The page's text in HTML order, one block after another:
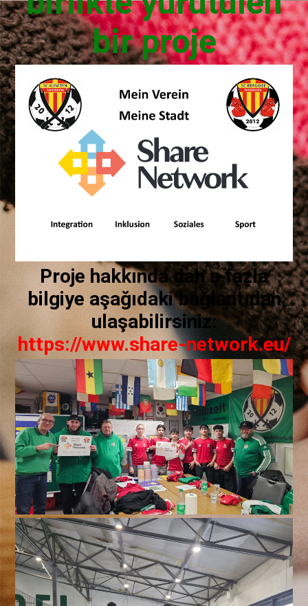
bir proje
Proje hakkında dah a fazla
bilgiye aşağıdaki bağlantıdan
ulaşabilirsiniz:
https://www.share-network.eu/